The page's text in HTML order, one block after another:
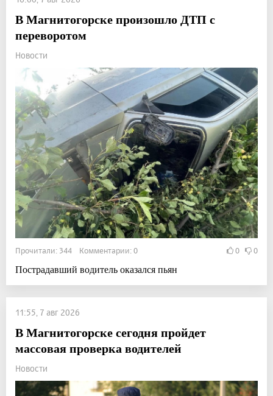
В Магнитогорске произошло ДТП с
переворотом
Новости
Прочитали: 344 Комментарии: 0 0 0
Пострадавший водитель оказался пьян
11:55, 7 авг 2026
В Магнитогорске сегодня пройдет
массовая проверка водителей
Новости